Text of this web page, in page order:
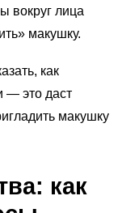
вокруг лица
макушку.
как
— это даст
макушку
как